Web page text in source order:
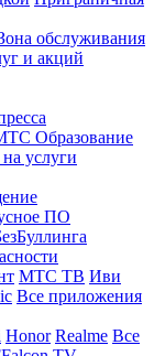
обслуживания
и акций
Образование
услуги
ПО
МТС ТВ Иви
Все приложения
Honor Realme Все